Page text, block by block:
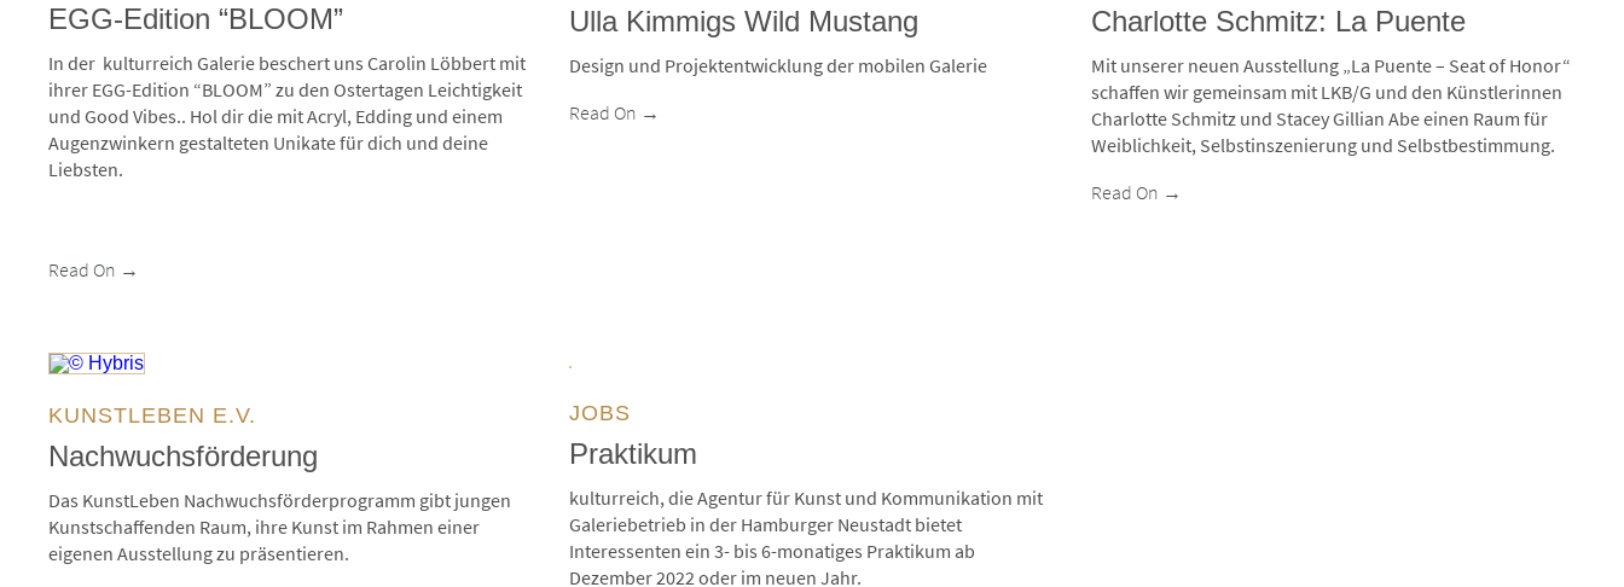
EGG-Edition “BLOOM”
In der kulturreich Galerie beschert uns Carolin Löbbert mit
ihrer EGG-Edition “BLOOM” zu den Ostertagen Leichtigkeit
und Good Vibes.. Hol dir die mit Acryl, Edding und einem
Augenzwinkern gestalteten Unikate für dich und deine
Liebsten.
Read On →
Ulla Kimmigs Wild Mustang
Design und Projektentwicklung der mobilen Galerie
Read On →
Charlotte Schmitz: La Puente
Mit unserer neuen Ausstellung „La Puente – Seat of Honor“
schaffen wir gemeinsam mit LKB/G und den Künstlerinnen
Charlotte Schmitz und Stacey Gillian Abe einen Raum für
Weiblichkeit, Selbstinszenierung und Selbstbestimmung.
Read On →
KUNSTLEBEN E.V.
Nachwuchsförderung
Das KunstLeben Nachwuchsförderprogramm gibt jungen
Kunstschaffenden Raum, ihre Kunst im Rahmen einer
eigenen Ausstellung zu präsentieren.
JOBS
Praktikum
kulturreich, die Agentur für Kunst und Kommunikation mit
Galeriebetrieb in der Hamburger Neustadt bietet
Interessenten ein 3- bis 6-monatiges Praktikum ab
Dezember 2022 oder im neuen Jahr.